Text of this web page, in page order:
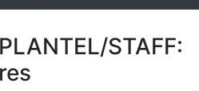
STAFF: